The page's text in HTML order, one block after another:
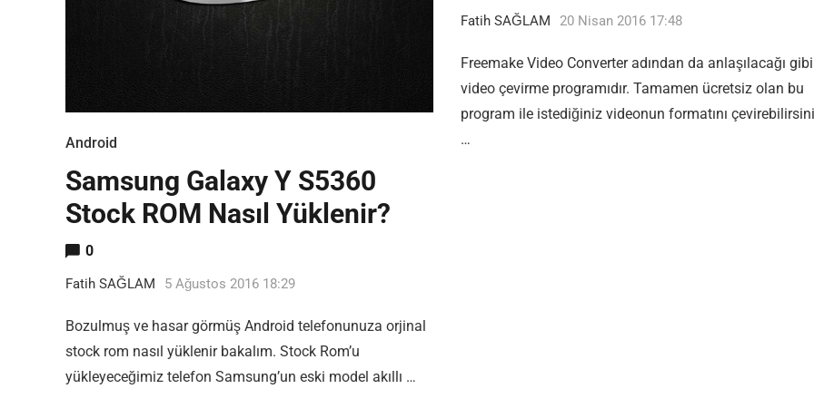
Android
Samsung Galaxy Y S5360
Stock ROM Nasıl Yüklenir?
0
Fatih SAĞLAM 5 Ağustos 2016 18:29
Bozulmuş ve hasar görmüş Android telefonunuza orjinal
stock rom nasıl yüklenir bakalım. Stock Rom’u
yükleyeceğimiz telefon Samsung’un eski model akıllı …
Fatih SAĞLAM 20 Nisan 2016 17:48
Freemake Video Converter adından da anlaşılacağı gibi
video çevirme programıdır. Tamamen ücretsiz olan bu
program ile istediğiniz videonun formatını
…